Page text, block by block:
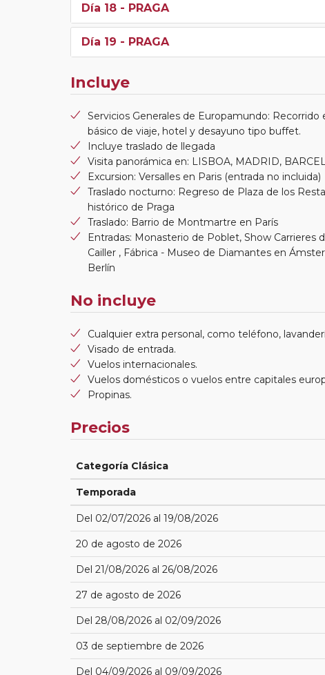
Día 18 - PRAGA
Día 19 - PRAGA
Incluye
Servicios Generales de Europamundo:
básico de viaje, hotel y desayuno tipo buffet.
Incluye traslado de llegada
Visita panorámica en: LISBOA, MADRID,
Excursion: Versalles en Paris (entrada no incluida)
Traslado nocturno: Regreso de Plaza de los
histórico de Praga
Traslado: Barrio de Montmartre en París
Entradas: Monasterio de Poblet, Show Carrieres
Cailler , Fábrica - Museo de Diamantes en
Berlín
No incluye
Cualquier extra personal, como teléfono,
Visado de entrada.
Vuelos internacionales.
Vuelos domésticos o vuelos entre capitales
Propinas.
Precios
Categoría Clásica
Temporada
Del 02/07/2026 al 19/08/2026
20 de agosto de 2026
Del 21/08/2026 al 26/08/2026
27 de agosto de 2026
Del 28/08/2026 al 02/09/2026
03 de septiembre de 2026
Del 04/09/2026 al 09/09/2026